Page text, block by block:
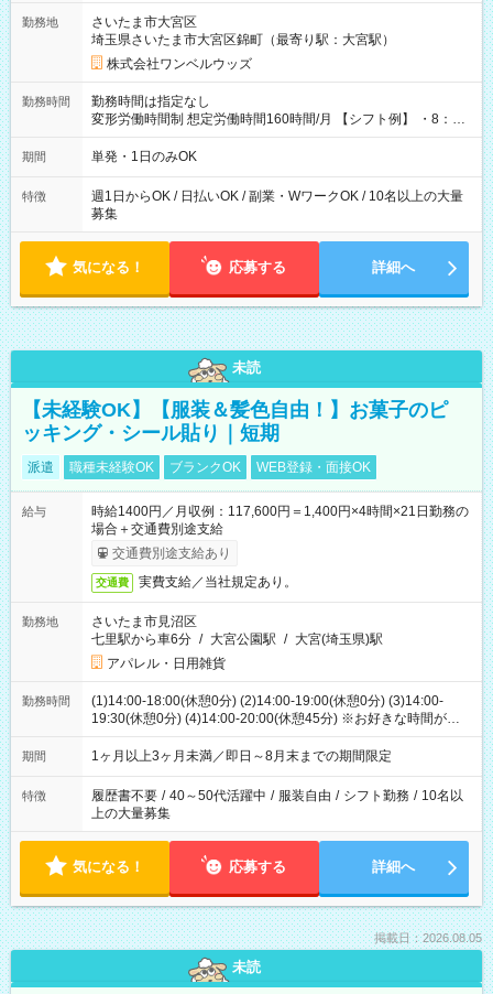
勤務地
さいたま市大宮区
埼玉県さいたま市大宮区錦町（最寄り駅：大宮駅）
株式会社ワンベルウッズ
勤務時間
勤務時間は指定なし
変形労働時間制 想定労働時間160時間/月 【シフト例】 ・8：00
～21：00
期間 単発・1日のみOK
特徴
週1日からOK / 日払いOK / 副業・WワークOK / 10名以上の大量
募集
気になる！ 応募する 詳細へ
未読
【未経験OK】【服装＆髪色自由！】お菓子のピ
ッキング・シール貼り｜短期
派遣 職種未経験OK ブランクOK WEB登録・面接OK
給与
時給1400円／月収例：117,600円＝1,400円×4時間×21日勤務の
場合＋交通費別途支給
交通費別途支給あり
交通費 実費支給／当社規定あり。
勤務地
さいたま市見沼区
七里駅から車6分 / 大宮公園駅 / 大宮(埼玉県)駅
アパレル・日用雑貨
勤務時間
(1)14:00-18:00(休憩0分) (2)14:00-19:00(休憩0分) (3)14:00-
19:30(休憩0分) (4)14:00-20:00(休憩45分) ※お好きな時間が選べ
ます
期間 1ヶ月以上3ヶ月未満／即日～8月末までの期間限定
特徴 履歴書不要 / 40～50代活躍中 / 服装自由 / シフト勤務 / 10名以
上の大量募集
気になる！ 応募する 詳細へ
掲載日：2026.08.05
未読